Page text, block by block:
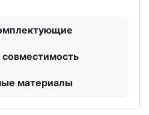
материалы